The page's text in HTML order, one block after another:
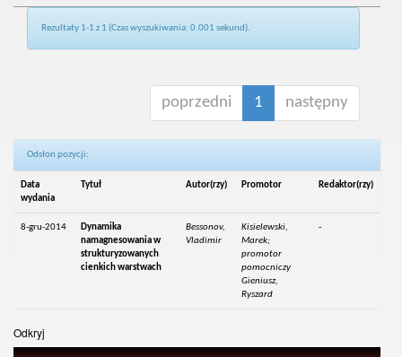
Rezultaty 1-1 z 1 (Czas wyszukiwania: 0.001 sekund).
poprzedni 1 następny
Odsłon pozycji:
Data
wydania
Tytuł Autor(rzy) Promotor Redaktor(rzy)
8-gru-2014
Dynamika
namagnesowania w
strukturyzowanych
cienkich warstwach
Bessonov,
Vladimir
Kisielewski,
Marek;
promotor
pomocniczy
Gieniusz,
Ryszard
-
Odkryj